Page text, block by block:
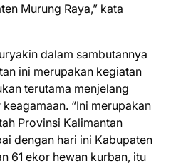
Murung Raya,” kata
dalam sambutannya
ini merupakan kegiatan
terutama menjelang
“Ini merupakan
Provinsi Kalimantan
dengan hari ini Kabupaten
61 ekor hewan kurban, itu